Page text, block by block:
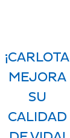
¡CARLOTA
MEJORA
SU
CALIDAD